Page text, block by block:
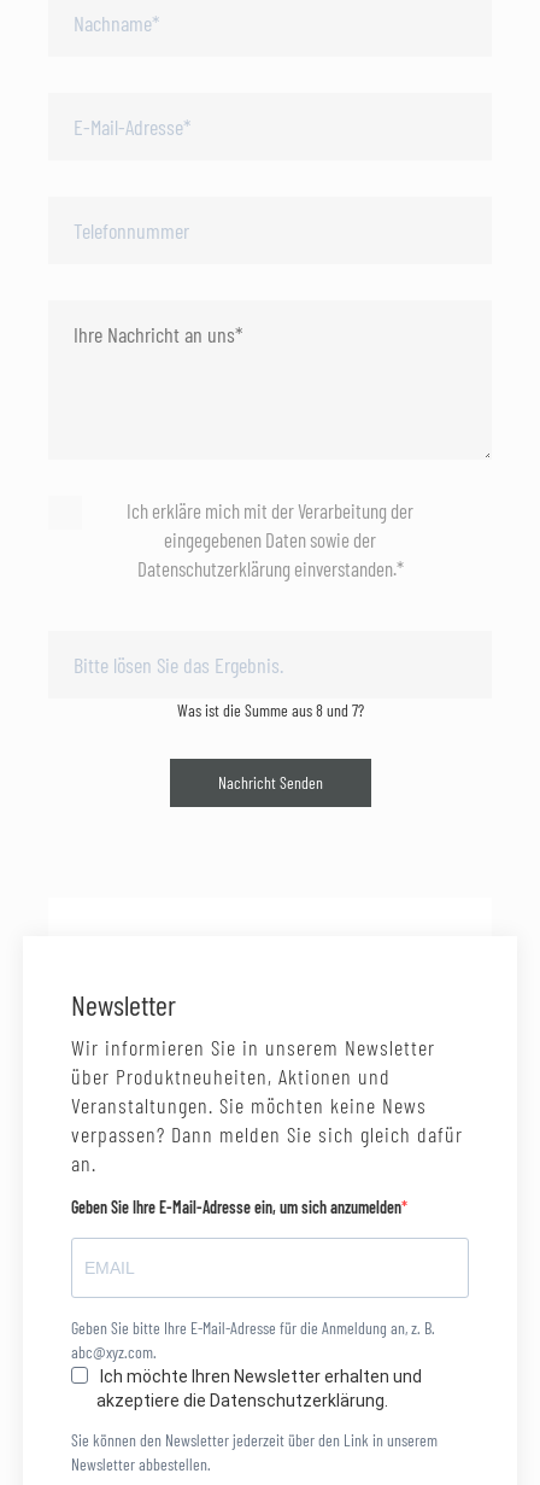
Ich erkläre mich mit der Verarbeitung der
eingegebenen Daten sowie der
Datenschutzerklärung einverstanden.*
Was ist die Summe aus 8 und 7?
Nachricht Senden
Newsletter
Wir informieren Sie in unserem Newsletter
über Produktneuheiten, Aktionen und
Veranstaltungen. Sie möchten keine News
verpassen? Dann melden Sie sich gleich dafür
an.
Geben Sie Ihre E-Mail-Adresse ein, um sich anzumelden
Geben Sie bitte Ihre E-Mail-Adresse für die Anmeldung an, z. B.
abc@xyz.com.
Ich möchte Ihren Newsletter erhalten und
akzeptiere die Datenschutzerklärung.
Sie können den Newsletter jederzeit über den Link in unserem
Newsletter abbestellen.